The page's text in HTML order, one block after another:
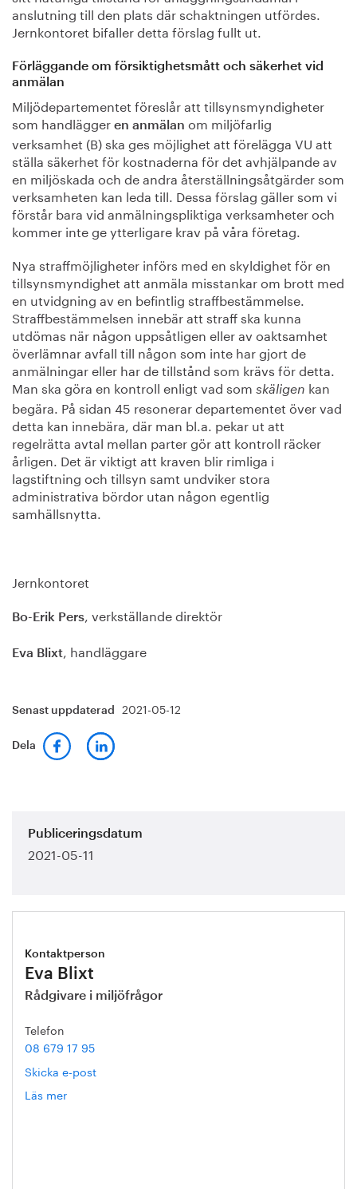
anslutning till den plats där schaktningen utfördes.
Jernkontoret bifaller detta förslag fullt ut.
Förläggande om försiktighetsmått och säkerhet vid
anmälan
Miljödepartementet föreslår att tillsynsmyndigheter
som handlägger en anmälan om miljöfarlig
verksamhet (B) ska ges möjlighet att förelägga VU att
ställa säkerhet för kostnaderna för det avhjälpande av
en miljöskada och de andra återställningsåtgärder som
verksamheten kan leda till. Dessa förslag gäller som vi
förstår bara vid anmälningspliktiga verksamheter och
kommer inte ge ytterligare krav på våra företag.
Nya straffmöjligheter införs med en skyldighet för en
tillsynsmyndighet att anmäla misstankar om brott med
en utvidgning av en befintlig straffbestämmelse.
Straffbestämmelsen innebär att straff ska kunna
utdömas när någon uppsåtligen eller av oaktsamhet
överlämnar avfall till någon som inte har gjort de
anmälningar eller har de tillstånd som krävs för detta.
Man ska göra en kontroll enligt vad som skäligen kan
begära. På sidan 45 resonerar departementet över vad
detta kan innebära, där man bl.a. pekar ut att
regelrätta avtal mellan parter gör att kontroll räcker
årligen. Det är viktigt att kraven blir rimliga i
lagstiftning och tillsyn samt undviker stora
administrativa bördor utan någon egentlig
samhällsnytta.
Jernkontoret
Bo-Erik Pers , verkställande direktör
Eva Blixt , handläggare
Senast uppdaterad 2021-05-12
Dela
Publiceringsdatum
2021-05-11
Kontaktperson
Eva Blixt
Rådgivare i miljöfrågor
Telefon
08 679 17 95
Skicka e-post
Läs mer